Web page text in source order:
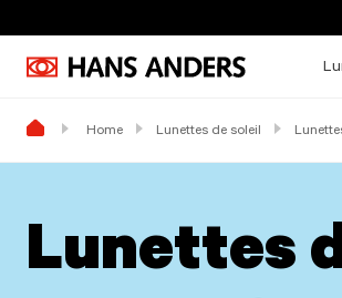
Home Lunettes de soleil
Lunettes